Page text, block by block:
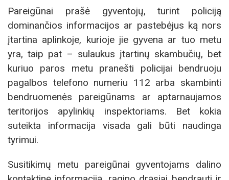
Pareigūnai prašė gyventojų, turint policiją
dominančios informacijos ar pastebėjus ką nors
įtartina aplinkoje, kurioje jie gyvena ar tuo metu
yra, taip pat – sulaukus įtartinų skambučių, bet
kuriuo paros metu pranešti policijai bendruoju
pagalbos telefono numeriu 112 arba skambinti
bendruomenės pareigūnams ar aptarnaujamos
teritorijos apylinkių inspektoriams. Bet kokia
suteikta informacija visada gali būti naudinga
tyrimui.
Susitikimų metu pareigūnai gyventojams dalino